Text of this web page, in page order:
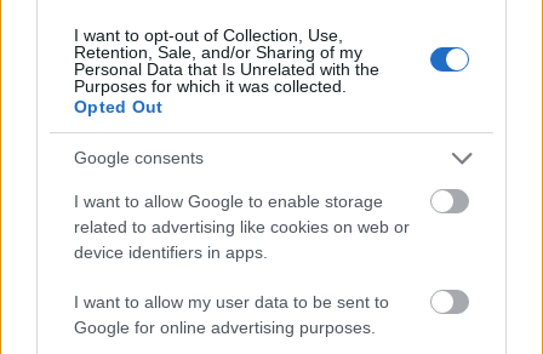
I want to opt-out of Collection, Use,
Retention, Sale, and/or Sharing of my
Personal Data that Is Unrelated with the
Purposes for which it was collected.
Opted Out
Google consents
I want to allow Google to enable storage
related to advertising like cookies on web or
device identifiers in apps.
I want to allow my user data to be sent to
Google for online advertising purposes.
offre des bourses provenant du Fonds de plaque aux
étudiants de baccalauréat à la fin de leurs études. La
bourse comprend une somme forfaitaire de 3350
Exigences
Tous les étudiants du bachelor sont invités à
demander cette bourse, et les candidats seront triées
par mérite académique.